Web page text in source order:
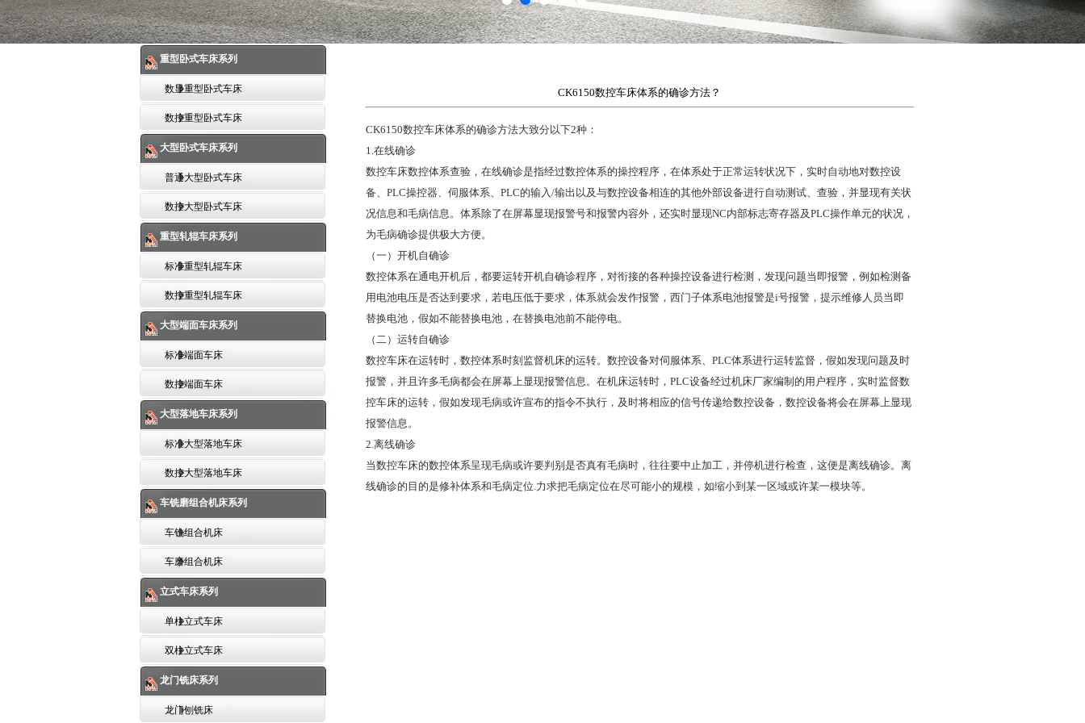
重型卧式车床系列
数显重型卧式车床
数控重型卧式车床
大型卧式车床系列
普通大型卧式车床
数控大型卧式车床
重型轧辊车床系列
标准重型轧辊车床
数控重型轧辊车床
大型端面车床系列
标准端面车床
数控端面车床
大型落地车床系列
标准大型落地车床
数控大型落地车床
车铣磨组合机床系列
车铣组合机床
车磨组合机床
立式车床系列
单柱立式车床
双柱立式车床
龙门铣床系列
龙门刨铣床
CK6150数控车床体系的确诊方法？
CK6150数控车床体系的确诊方法大致分以下2种：
1.在线确诊
数控车床数控体系查验，在线确诊是指经过数控体系的操控程序，在体系处于正常运转状况下，实时自动地对数控设
备、PLC操控器、伺服体系、PLC的输入/输出以及与数控设备相连的其他外部设备进行自动测试、查验，并显现有关状
况信息和毛病信息。体系除了在屏幕显现报警号和报警内容外，还实时显现NC内部标志寄存器及PLC操作单元的状况，
为毛病确诊提供极大方便。
（一）开机自确诊
数控体系在通电开机后，都要运转开机自确诊程序，对衔接的各种操控设备进行检测，发现问题当即报警，例如检测备
用电池电压是否达到要求，若电压低于要求，体系就会发作报警，西门子体系电池报警是i号报警，提示维修人员当即
替换电池，假如不能替换电池，在替换电池前不能停电。
（二）运转自确诊
数控车床在运转时，数控体系时刻监督机床的运转。数控设备对伺服体系、PLC体系进行运转监督，假如发现问题及时
报警，并且许多毛病都会在屏幕上显现报警信息。在机床运转时，PLC设备经过机床厂家编制的用户程序，实时监督数
控车床的运转，假如发现毛病或许宣布的指令不执行，及时将相应的信号传递给数控设备，数控设备将会在屏幕上显现
报警信息。
2.离线确诊
当数控车床的数控体系呈现毛病或许要判别是否真有毛病时，往往要中止加工，并停机进行检查，这便是离线确诊。离
线确诊的目的是修补体系和毛病定位.力求把毛病定位在尽可能小的规模，如缩小到某一区域或许某一模块等。